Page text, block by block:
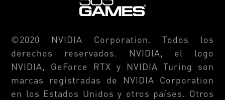
©2020 NVIDIA Corporation. Todos los
derechos reservados. NVIDIA, el logo
NVIDIA, GeForce RTX y NVIDIA Turing son
marcas registradas de NVIDIA Corporation
en los Estados Unidos y otros países. Otros